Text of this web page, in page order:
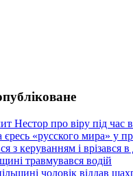
Нестор про віру під час
єресь «русского мира» у
з керуванням і врізався в
травмувався водій
чоловік віддав